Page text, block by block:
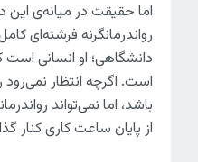
اما حقیقت در میانه‌ی این
رواندرمانگرنه فرشته‌ای
دانشگاهی؛ او انسانی
است. اگرچه انتظار نمی‌رود
باشد، اما نمی‌تواند
از پایان ساعت کاری کنار